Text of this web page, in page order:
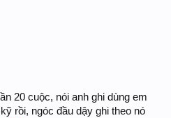
20 cuộc, nói anh ghi dùng em
rồi, ngóc đầu dậy ghi theo nó